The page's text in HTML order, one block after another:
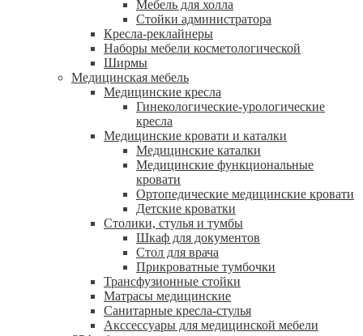
Мебель для холла
Стойки администратора
Кресла-реклайнеры
Наборы мебели косметологической
Ширмы
Медицинская мебель
Медицинские кресла
Гинекологические-урологические
кресла
Медицинские кровати и каталки
Медицинские каталки
Медицинские функциональные
кровати
Ортопедические медицинские кровати
Детские кроватки
Столики, стулья и тумбы
Шкаф для документов
Стол для врача
Прикроватные тумбочки
Трансфузионные стойки
Матрасы медицинские
Санитарные кресла-стулья
Акссессуары для медицинской мебели